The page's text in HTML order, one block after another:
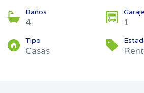
Baños
4 1
Tipo
Casas